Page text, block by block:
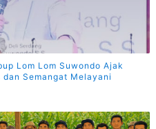
Lom Lom Suwondo Ajak
Semangat Melayani